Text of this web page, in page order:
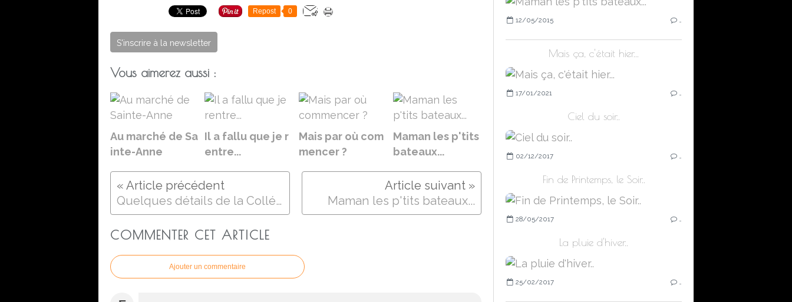
Repost 0
S'inscrire à la newsletter
Vous aimerez aussi :
Au marché de Sa
inte-Anne
Il a fallu que je r
entre...
Mais par où com
mencer ?
Maman les p'tits
bateaux...
Quelques détails de la Collégiale.. Maman les p'tits bateaux...
COMMENTER CET ARTICLE
Ajouter un commentaire
12/05/2015
Mais ça, c'était hier...
17/01/2021
Ciel du soir..
02/12/2017
Fin de Printemps, le Soir..
28/05/2017
La pluie d'hiver..
25/02/2017